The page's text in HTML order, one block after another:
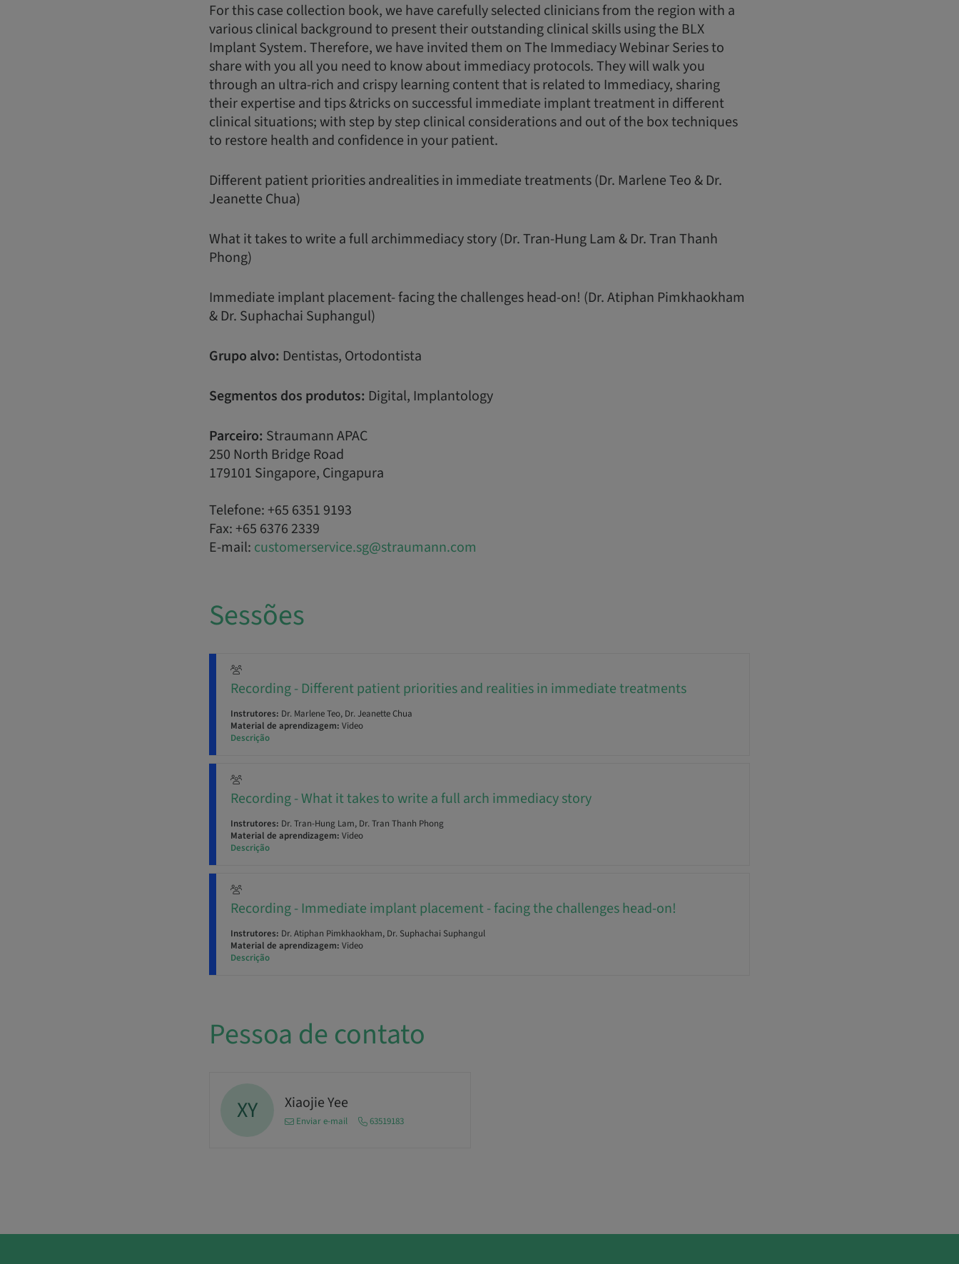
For this case collection book, we have carefully selected clinicians from the region with a
various clinical background to present their outstanding clinical skills using the BLX
Implant System. Therefore, we have invited them on The Immediacy Webinar Series to
share with you all you need to know about immediacy protocols. They will walk you
through an ultra-rich and crispy learning content that is related to Immediacy, sharing
their expertise and tips &tricks on successful immediate implant treatment in different
clinical situations; with step by step clinical considerations and out of the box techniques
to restore health and confidence in your patient.
Different patient priorities andrealities in immediate treatments (Dr. Marlene Teo & Dr.
Jeanette Chua)
What it takes to write a full archimmediacy story (Dr. Tran-Hung Lam & Dr. Tran Thanh
Phong)
Immediate implant placement- facing the challenges head-on! (Dr. Atiphan Pimkhaokham
& Dr. Suphachai Suphangul)
Grupo alvo: Dentistas, Ortodontista
Segmentos dos produtos: Digital, Implantology
Parceiro: Straumann APAC
250 North Bridge Road
179101 Singapore, Cingapura
Telefone: +65 6351 9193
Fax: +65 6376 2339
E-mail: customerservice.sg@straumann.com
Sessões
Recording - Different patient priorities and realities in immediate treatments
Instrutores: Dr. Marlene Teo, Dr. Jeanette Chua
Material de aprendizagem: Video
Descrição
Recording - What it takes to write a full arch immediacy story
Instrutores: Dr. Tran-Hung Lam, Dr. Tran Thanh Phong
Material de aprendizagem: Video
Descrição
Recording - Immediate implant placement - facing the challenges head-on!
Instrutores: Dr. Atiphan Pimkhaokham, Dr. Suphachai Suphangul
Material de aprendizagem: Video
Descrição
Pessoa de contato
XY Xiaojie Yee
Enviar e-mail 63519183